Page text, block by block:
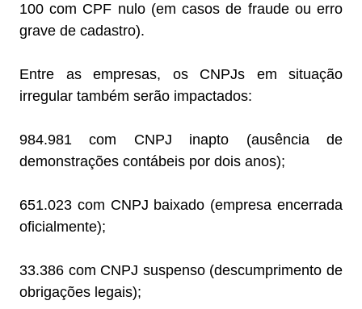
100 com CPF nulo (em casos de fraude ou erro
grave de cadastro).
Entre as empresas, os CNPJs em situação
irregular também serão impactados:
984.981 com CNPJ inapto (ausência de
demonstrações contábeis por dois anos);
651.023 com CNPJ baixado (empresa encerrada
oficialmente);
33.386 com CNPJ suspenso (descumprimento de
obrigações legais);